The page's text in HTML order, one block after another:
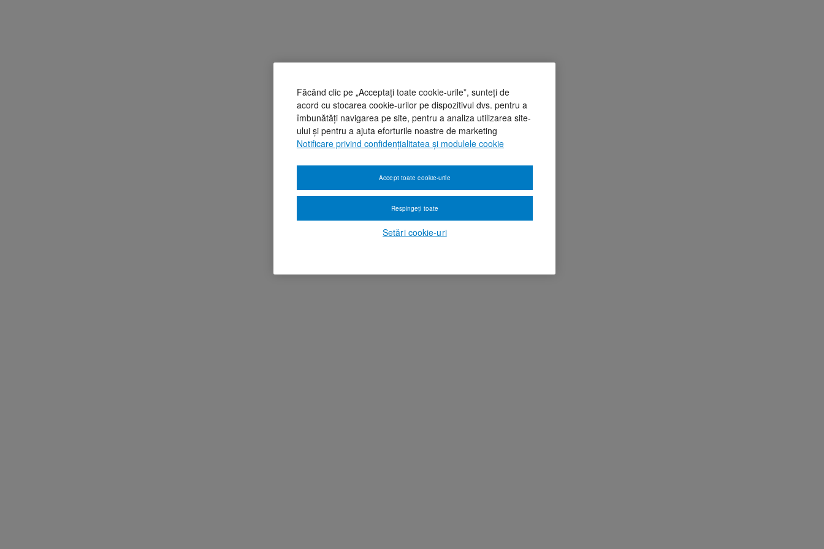
Făcând clic pe „Acceptați toate cookie-urile”, sunteți de
acord cu stocarea cookie-urilor pe dispozitivul dvs. pentru a
îmbunătăți navigarea pe site, pentru a analiza utilizarea site-
ului și pentru a ajuta eforturile noastre de marketing
Notificare privind confidențialitatea și modulele cookie
Setări cookie-uri
Respingeți toate
Accept toate cookie-urile